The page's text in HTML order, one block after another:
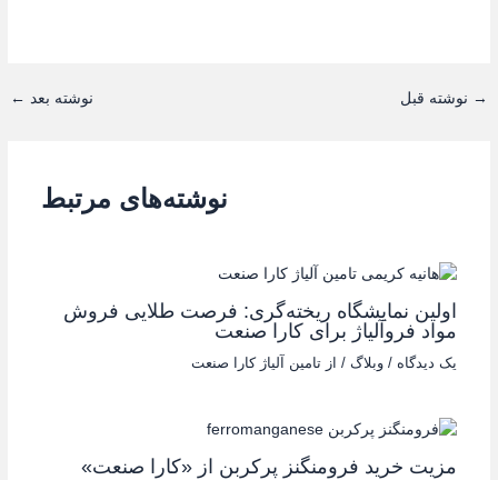
→ نوشته قبل نوشته بعد ←
نوشته‌های مرتبط
اولین نمایشگاه ریخته‌گری: فرصت طلایی فروش
مواد فروآلیاژ برای کارا صنعت
یک دیدگاه / وبلاگ / از تامین آلیاژ کارا صنعت
مزیت خرید فرومنگنز پرکربن از «کارا صنعت»